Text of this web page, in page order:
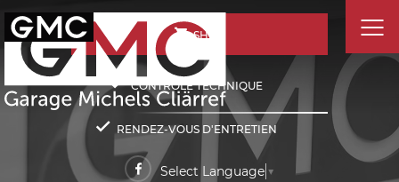
SHOP
CONTRÔLE TECHNIQUE
RENDEZ-VOUS D'ENTRETIEN
Select Language ▼